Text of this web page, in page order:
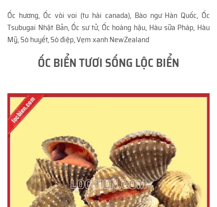
Ốc hương, Ốc vòi voi (tu hài canada), Bào ngư Hàn Quốc, Ốc
Tsubugai Nhật Bản, Ốc sư tử, Ốc hoàng hậu, Hàu sữa Pháp, Hàu
Mỹ, Sò huyết, Sò điệp, Vẹm xanh NewZealand
ỐC BIỂN TƯƠI SỐNG LỘC BIỂN